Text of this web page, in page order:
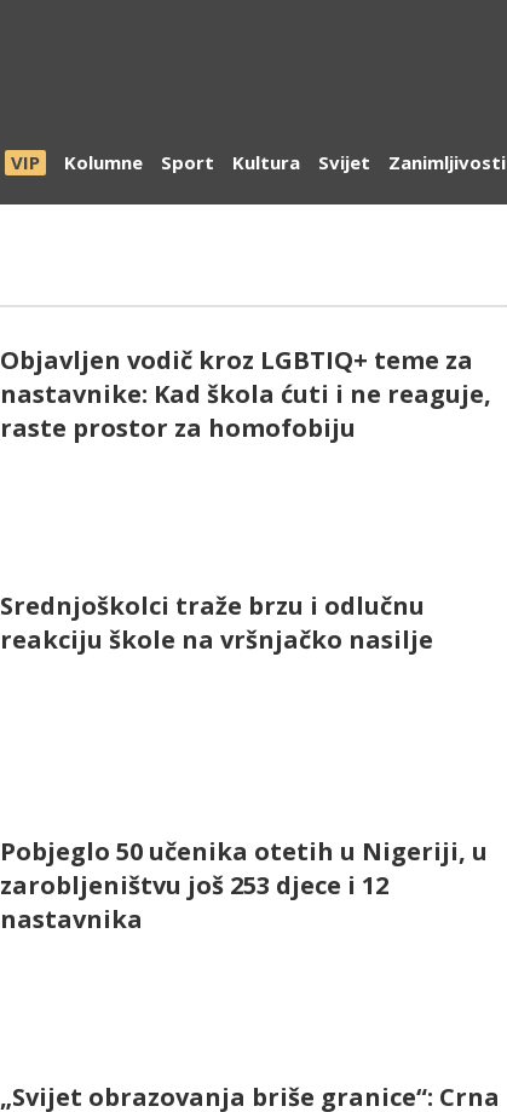
VIP Kolumne Sport Kultura Svijet Zanimljivosti
Objavljen vodič kroz LGBTIQ+ teme za
nastavnike: Kad škola ćuti i ne reaguje,
raste prostor za homofobiju
Srednjoškolci traže brzu i odlučnu
reakciju škole na vršnjačko nasilje
Pobjeglo 50 učenika otetih u Nigeriji, u
zarobljeništvu još 253 djece i 12
nastavnika
„Svijet obrazovanja briše granice“: Crna